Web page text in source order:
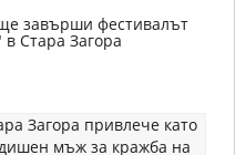
завърши фестивалът
в Стара Загора